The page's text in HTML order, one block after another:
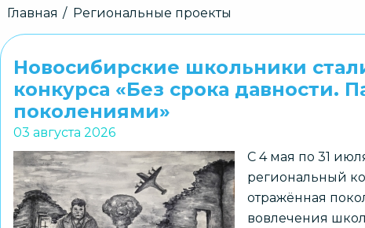
Строка
навигации
Главная Региональные проекты
Новосибирские школьники
конкурса «Без срока давности.
поколениями»
03 августа 2026
С 4 мая по 31
региональный
отражённая
вовлечения